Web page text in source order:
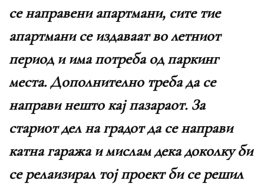
се направени апартмани, сите тие
апартмани се издаваат во летниот
период и има потреба од паркинг
места. Дополнително треба да се
направи нешто кај пазараот. За
стариот дел на градот да се направи
катна гаража и мислам дека доколку би
се релаизирал тој проект би се решил